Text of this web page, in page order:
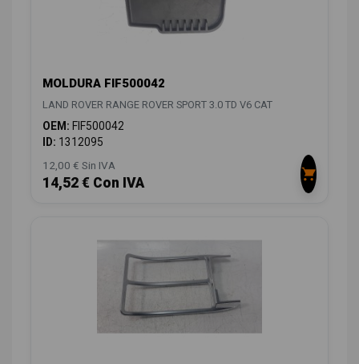
MOLDURA FIF500042
LAND ROVER RANGE ROVER SPORT 3.0 TD V6 CAT
OEM: FIF500042
ID: 1312095
12,00 € Sin IVA
14,52 € Con IVA